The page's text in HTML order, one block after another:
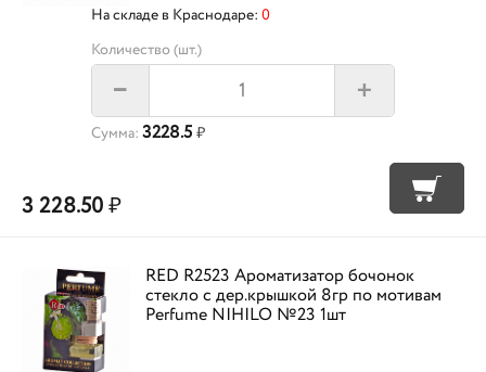
На складе в Краснодаре: 0
Количество (шт.)
– +
Сумма: 3228.5 ₽
3 228.50₽
RED R2523 Ароматизатор бочонок
стекло с дер.крышкой 8гр по мотивам
Perfume NIHILO №23 1шт